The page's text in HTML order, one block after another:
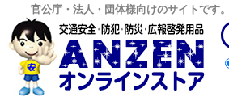
官公庁・法人・団体様向けのサイトです